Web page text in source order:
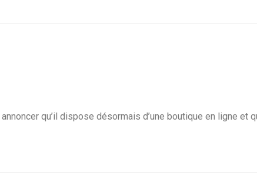
qu’il dispose désormais d’une boutique en ligne et